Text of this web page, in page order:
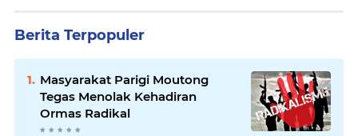
Berita Terpopuler
Masyarakat Parigi Moutong
Tegas Menolak Kehadiran
Ormas Radikal